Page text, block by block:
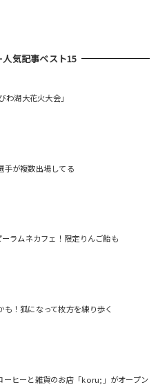
気記事ベスト15
わ湖大花火大会」
手が複数出場してる
ラムネカフェ！限定りんご飴も
も！狐になって枚方を練り歩く
ーヒーと雑貨のお店「koru;」がオープン